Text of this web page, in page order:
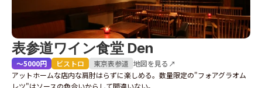
表参道ワイン食堂 Den
〜5000円 ビストロ 東京表参道 地図を見る↗
アットホームな店内な肩肘はらずに楽しめる。数量限定の"フォアグラオム
レツ"はソースの色合いからして間違いない。